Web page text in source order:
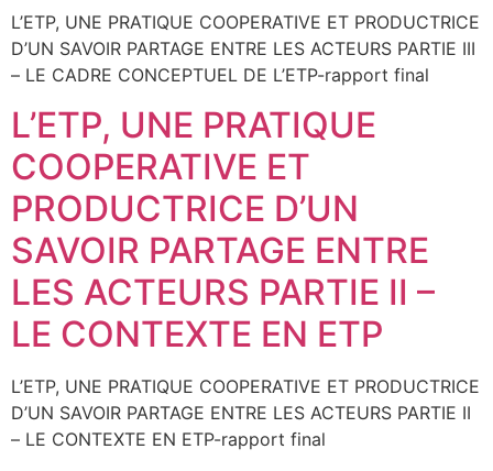
L’ETP, UNE PRATIQUE COOPERATIVE ET PRODUCTRICE
D’UN SAVOIR PARTAGE ENTRE LES ACTEURS PARTIE III
– LE CADRE CONCEPTUEL DE L’ETP-rapport final
L’ETP, UNE PRATIQUE
COOPERATIVE ET
PRODUCTRICE D’UN
SAVOIR PARTAGE ENTRE
LES ACTEURS PARTIE II –
LE CONTEXTE EN ETP
L’ETP, UNE PRATIQUE COOPERATIVE ET PRODUCTRICE
D’UN SAVOIR PARTAGE ENTRE LES ACTEURS PARTIE II
– LE CONTEXTE EN ETP-rapport final